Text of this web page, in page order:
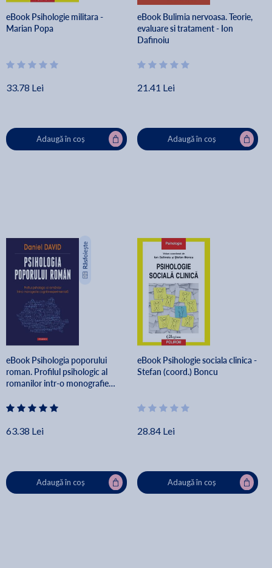
eBook Psihologie militara -
Marian Popa
33.78 Lei
Adaugă în coș
eBook Bulimia nervoasa. Teorie,
evaluare si tratament - Ion
Dafinoiu
21.41 Lei
Adaugă în coș
eBook Psihologia poporului
roman. Profilul psihologic al
romanilor intr-o monografie
David
63.38 Lei
Adaugă în coș
eBook Psihologie sociala clinica -
Stefan (coord.) Boncu
28.84 Lei
Adaugă în coș